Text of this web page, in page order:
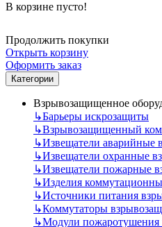
В корзине пусто!
Продолжить покупки
Открыть корзину
Оформить заказ
Категории
Взрывозащищенное
↳Барьеры искрозащиты
↳Взрывозащищенный
↳Извещатели аварийные
↳Извещатели охранные
↳Извещатели пожарные
↳Изделия
↳Источники питания
↳Коммутаторы
↳Модули